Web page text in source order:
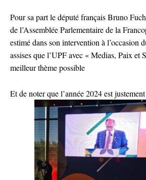
Pour sa part le député français Bruno
de l’Assemblée Parlementaire de la
estimé dans son intervention à l’occasion
assises que l’UPF avec « Medias, Paix et
meilleur thème possible
Et de noter que l’année 2024 est